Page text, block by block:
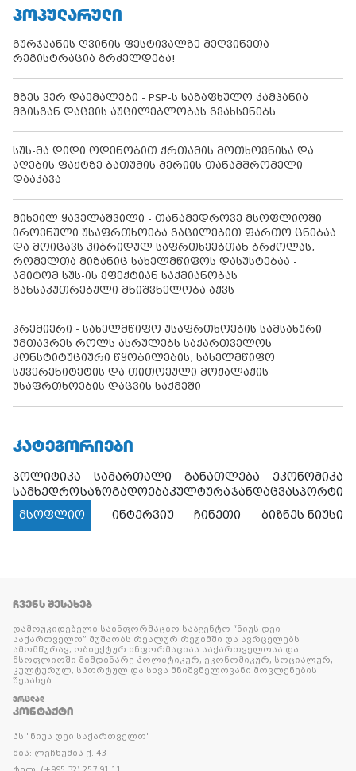
ᲞᲝᲞᲣᲚᲐᲠᲣᲚᲘ
გურჯაანის ღვინის ფესტივალზე მეღვინეთა
რეგისტრაცია გრძელდება!
მზეს ვერ დაემალები - PSP-ს საზაფხულო კამპანია
მზისგან დაცვის აუცილებლობას გვახსენებს
სუს-მა დიდი ოდენობით ქრთამის მოთხოვნისა და
აღების ფაქტზე ბათუმის მერიის თანამშრომელი
დააკავა
მიხეილ ყაველაშვილი - თანამედროვე მსოფლიოში
ეროვნული უსაფრთხოება გაცილებით ფართო ცნებაა
და მოიცავს ჰიბრიდულ საფრთხეებთან ბრძოლას,
რომელთა მიზანიც სახელმწიფოს დასუსტებაა -
ამიტომ სუს-ის ეფექტიან საქმიანობას
განსაკუთრებული მნიშვნელობა აქვს
პრემიერი - სახელმწიფო უსაფრთხოების სამსახური
უმთავრეს როლს ასრულებს საქართველოს
კონსტიტუციური წყობილების, სახელმწიფო
სუვერენიტეტის და თითოეული მოქალაქის
უსაფრთხოების დაცვის საქმეში
ᲙᲐᲢᲔᲒᲝᲠᲘᲔᲑᲘ
პოლიტიკა სამართალი განათლება
ეკონომიკა
სამხედროსაზოგადოებაკულტურაჯანდაცვასპორტი
მსოფლიო
ინტერვიუ ჩინეთი ბიზნეს ნიუსი
ᲩᲕᲔᲜᲡ ᲨᲔᲡᲐᲮᲔᲑ
დამოუკიდებელი საინფორმაციო სააგენტო “ნიუს დეი
საქართველო” მუშაობს რეალურ რეჟიმში და ავრცელებს
ამომწურავ, ობიექტურ ინფორმაციას საქართველოსა და
მსოფლიოში მიმდინარე პოლიტიკურ, ეკონომიკურ, სოციალურ,
კულტურულ, სპორტულ და სხვა მნიშვნელოვანი მოვლენების
შესახებ.
ᲕᲠᲪᲚᲐᲓ
ᲙᲝᲜᲢᲐᲥᲢᲘ
პს "ნიუს დეი საქართველო"
მის: ლეჩხუმის ქ. 43